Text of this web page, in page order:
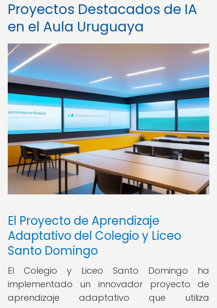
Proyectos Destacados de IA
en el Aula Uruguaya
El Proyecto de Aprendizaje
Adaptativo del Colegio y Liceo
Santo Domingo
El Colegio y Liceo Santo Domingo ha
implementado un innovador proyecto de
aprendizaje adaptativo que utiliza